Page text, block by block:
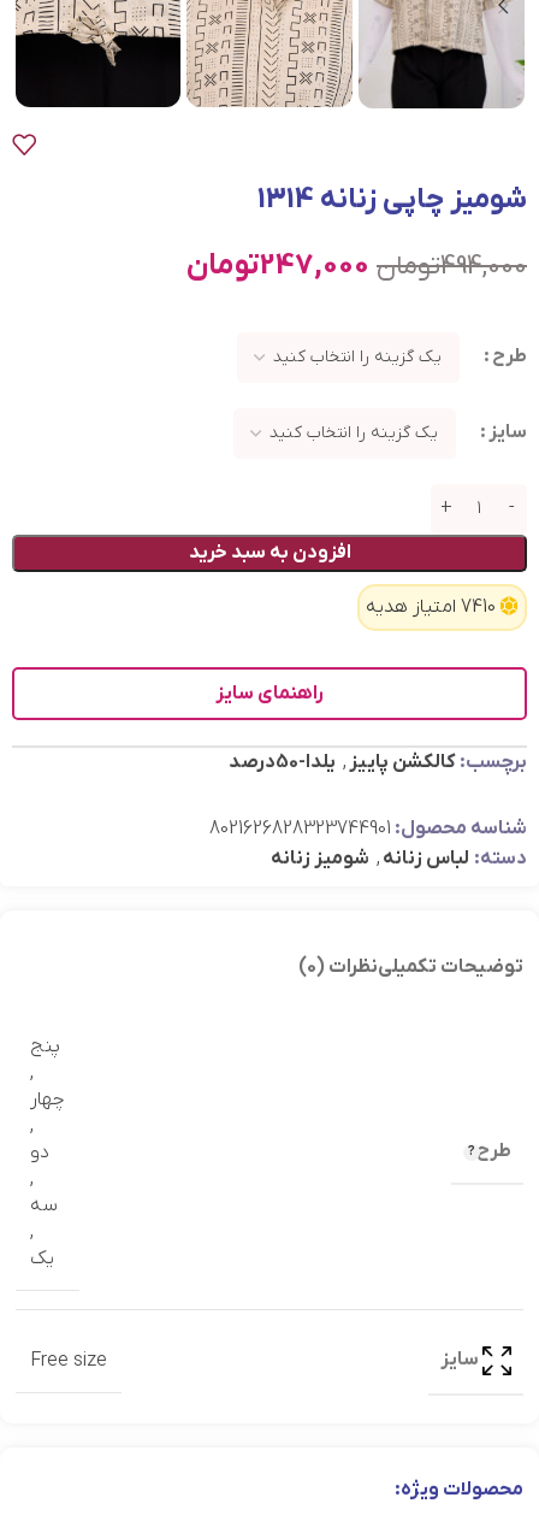
شومیز چاپی زنانه 1314
494,000تومان 247,000تومان
طرح
سایز
افزودن به سبد خرید
7410 امتیاز هدیه
راهنمای سایز
برچسب: کالکشن پاییز , یلدا-50درصد
شناسه محصول: 8021626828323744901
دسته: لباس زنانه , شومیز زنانه
توضیحات تکمیلینظرات (0)
طرح
پنج
,
چهار
,
دو
,
سه
,
یک
سایز Free size
محصولات ویژه: